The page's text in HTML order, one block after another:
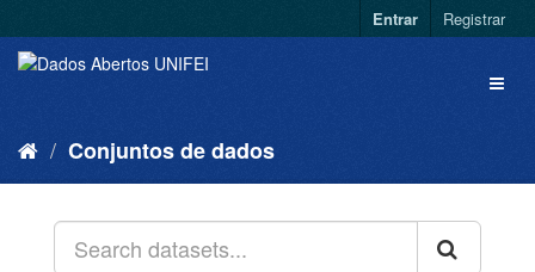
Entrar Registrar
Conjuntos de dados